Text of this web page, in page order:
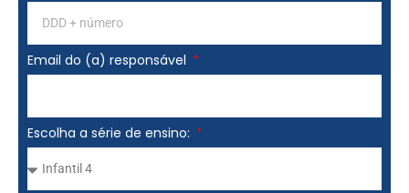
Email do (a) responsável
Escolha a série de ensino: